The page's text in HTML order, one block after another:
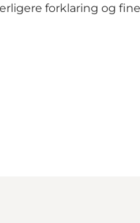
forklaring og